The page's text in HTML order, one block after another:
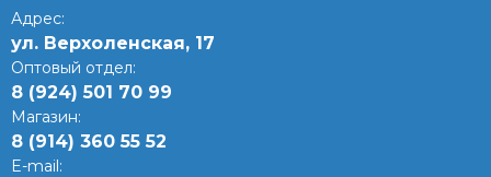
Адрес:
ул. Верхоленская, 17​
Оптовый отдел:
8 (924) 501 70 99
Магазин:
8 (914) 360 55 52
E-mail: